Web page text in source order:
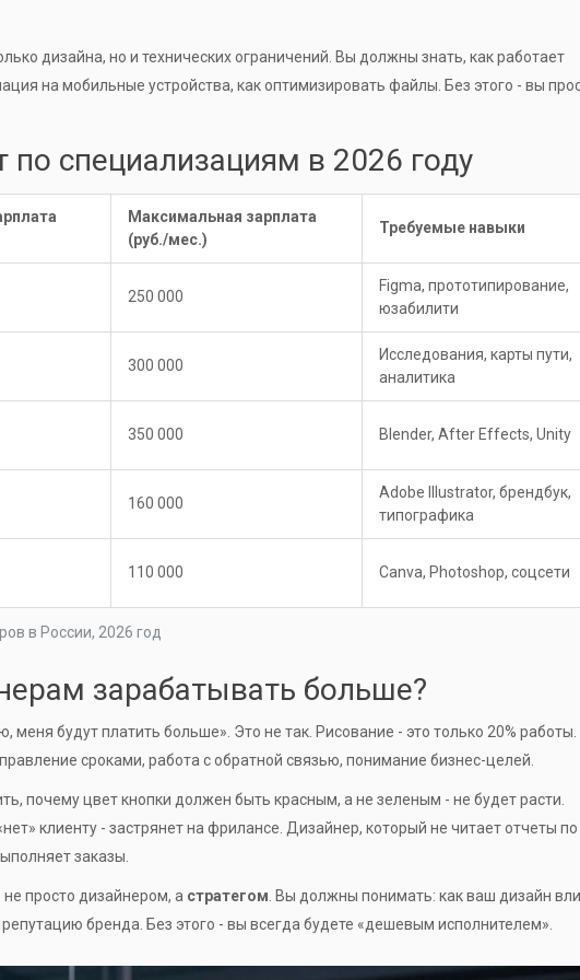
дизайна, но и технических ограничений. Вы должны знать, как работает
на мобильные устройства, как оптимизировать файлы. Без этого - вы
по специализациям в 2026 году
в России, 2026 год
Максимальная зарплата
(руб./мес.)
Требуемые навыки
250 000
Figma, прототипирование,
юзабилити
300 000
Исследования, карты пути,
аналитика
350 000 Blender, After Effects, Unity
160 000
Adobe Illustrator, брендбук,
типографика
110 000 Canva, Photoshop, соцсети
зарабатывать больше?
меня будут платить больше». Это не так. Рисование - это только 20% работы.
сроками, работа с обратной связью, понимание бизнес-целей.
почему цвет кнопки должен быть красным, а не зеленым - не будет расти.
клиенту - застрянет на фрилансе. Дизайнер, который не читает отчеты по
заказы.
просто дизайнером, а стратегом . Вы должны понимать: как ваш дизайн
бренда. Без этого - вы всегда будете «дешевым исполнителем».